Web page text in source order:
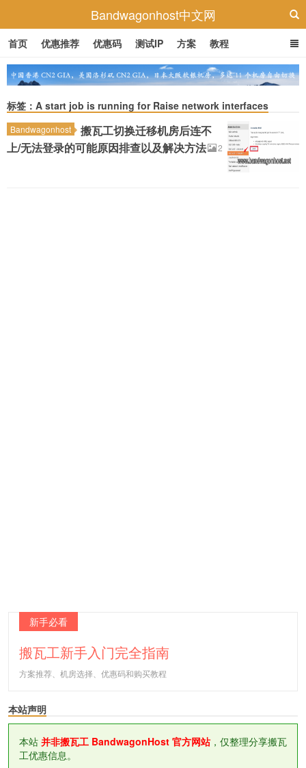
Bandwagonhost中文网
首页 优惠推荐 优惠码 测试IP 方案 教程
标签：A start job is running for Raise network interfaces
Bandwagonhost
搬瓦工切换迁移机房后连不
上/无法登录的可能原因排查以及解决方法
2
新手必看
搬瓦工新手入门完全指南
方案推荐、机房选择、优惠码和购买教程
本站声明
本站 并非搬瓦工 BandwagonHost 官方网站，仅整理分享搬瓦
工优惠信息。